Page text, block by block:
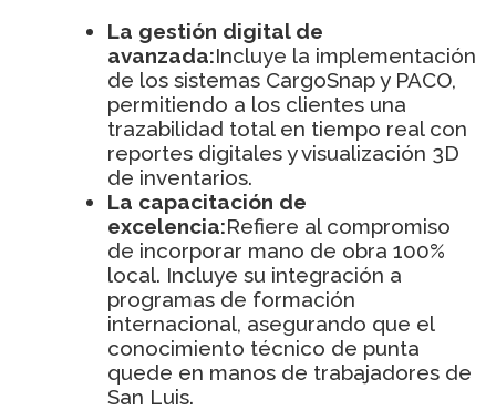
La gestión digital de
avanzada:Incluye la implementación
de los sistemas CargoSnap y PACO,
permitiendo a los clientes una
trazabilidad total en tiempo real con
reportes digitales y visualización 3D
de inventarios.
La capacitación de
excelencia:Refiere al compromiso
de incorporar mano de obra 100%
local. Incluye su integración a
programas de formación
internacional, asegurando que el
conocimiento técnico de punta
quede en manos de trabajadores de
San Luis.